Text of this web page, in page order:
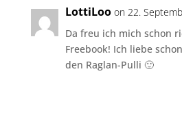
LottiLoo on 22.
Da freu ich mich schon
Freebook! Ich liebe
den Raglan-Pulli 🙂